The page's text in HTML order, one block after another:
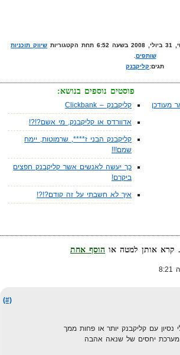
שיווק תוכניות
שותפים
תגים:קליקבנק
פוסטים נוספים בנושא:
קליקבנק – Clickbank
אדוורדס או קליקבנק, מי אשם?!?!
קליקבנק הבני ז****, שרמוטות, יימח
שמם!!!
כך יעשה לאנשים אשר קליקבנק חפצים
ביקרם!
איך לא חשבתי על זה קודם?!?!
מעודכן
הוסף אחת
(#)
נסיון עם קליקבנק יותר או פחות ממך
מערכת יחסים של שנאה אהבה